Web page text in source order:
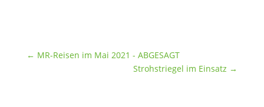
← MR-Reisen im Mai 2021 - ABGESAGT
Strohstriegel im Einsatz →